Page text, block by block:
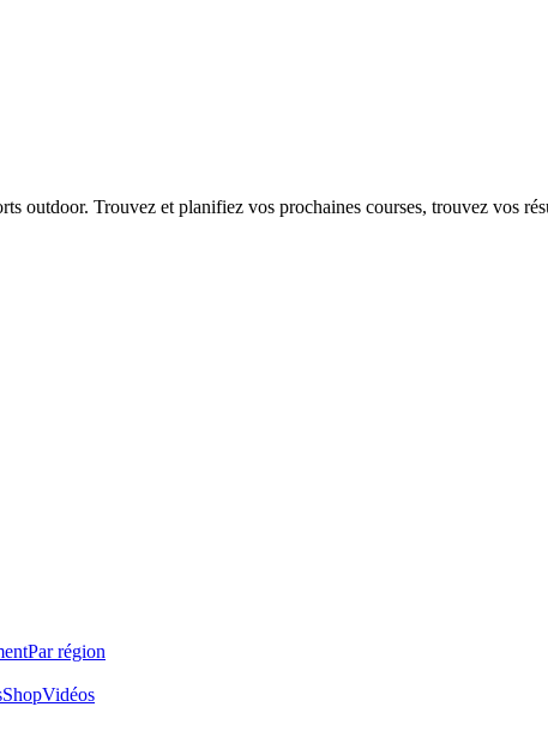
outdoor. Trouvez et planifiez vos prochaines courses, trouvez vos
Par région
ShopVidéos